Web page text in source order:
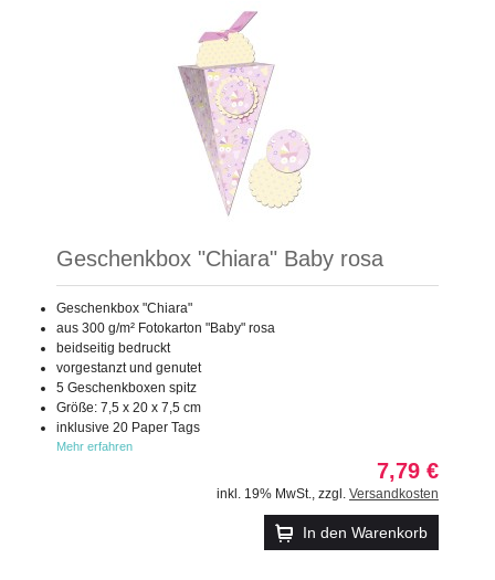
Geschenkbox "Chiara" Baby rosa
Geschenkbox "Chiara"
aus 300 g/m² Fotokarton "Baby" rosa
beidseitig bedruckt
vorgestanzt und genutet
5 Geschenkboxen spitz
Größe: 7,5 x 20 x 7,5 cm
inklusive 20 Paper Tags
Mehr erfahren
7,79 €
inkl. 19% MwSt. zzgl. Versandkosten
In den Warenkorb